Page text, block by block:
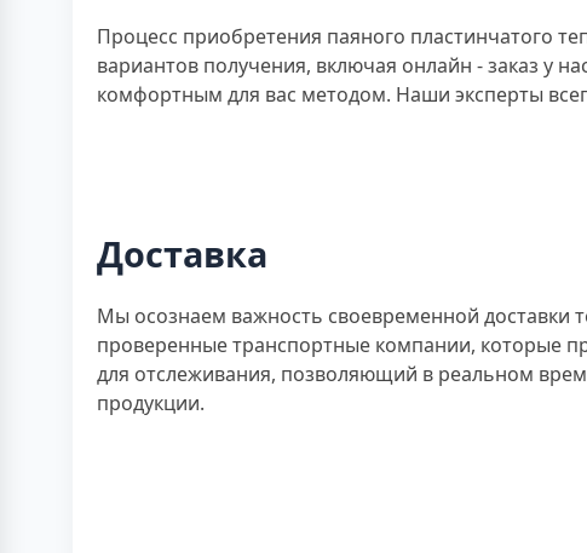
Процесс приобретения паяного пластинчатого
вариантов получения, включая онлайн - заказ у
комфортным для вас методом. Наши эксперты
Доставка
Мы осознаем важность своевременной доставки
проверенные транспортные компании, которые
для отслеживания, позволяющий в реальном
продукции.